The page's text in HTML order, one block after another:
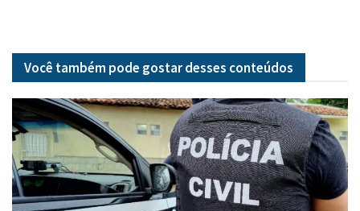
Você também pode gostar desses conteúdos